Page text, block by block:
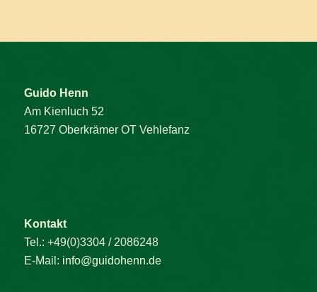
Guido Henn
Am Kienluch 52
16727 Oberkrämer OT Vehlefanz
Kontakt
Tel.: +49(0)3304 / 2086248
E-Mail: info@guidohenn.de